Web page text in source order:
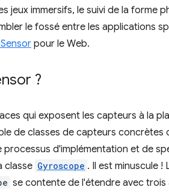
jeux immersifs, le suivi de la forme
le fossé entre les applications
pour le Web.
?
qui exposent les capteurs à la
de classes de capteurs concrètes
processus d'implémentation et de
classe Gyroscope . Il est minuscule
se contente de l'étendre avec